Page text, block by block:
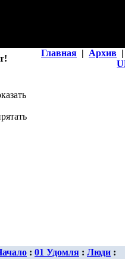
Главная | Архив |
: 01 Удомля : Люди :